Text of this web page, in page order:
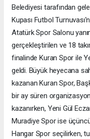
Belediyesi tarafından
Kupası Futbol
Atatürk Spor Salonu
gerçekleştirilen ve 18
finalinde Kuran Spor ile
geldi. Büyük heyecana
kazanan Kuran Spor,
bir ay süren
kazanırken, Yeni Gül
Muradiye Spor ise
Hangar Spor seçilirken,